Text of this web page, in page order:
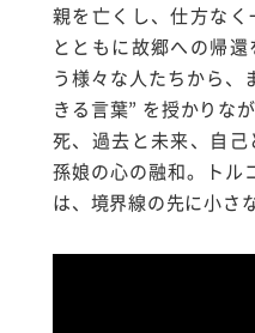
親を亡くし、仕方な
とともに故郷への帰
う様々な人たちから、
きる言葉” を授かりな
死、過去と未来、自
孫娘の心の融和。トル
は、境界線の先に小さ